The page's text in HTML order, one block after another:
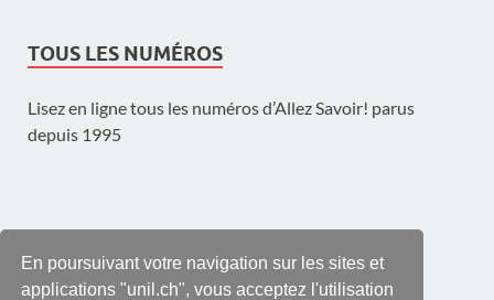
En poursuivant votre navigation sur les sites et
applications "unil.ch", vous acceptez l'utilisation
TOUS LES NUMÉROS
Lisez en ligne tous les numéros d’Allez Savoir! parus
depuis 1995